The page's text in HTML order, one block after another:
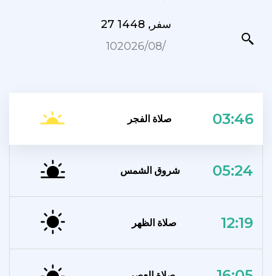
27 سفر, 1448
10‏/08‏/2026
صلاة الفجر 03:46
شروق الشمس 05:24
صلاة الظهر 12:19